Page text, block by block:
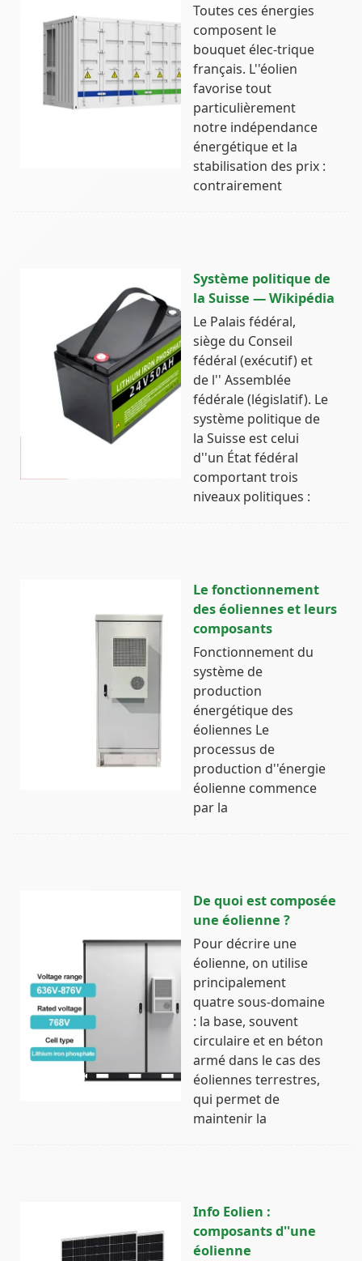
Toutes ces énergies
composent le
bouquet élec-trique
français. L''éolien
favorise tout
particulièrement
notre indépendance
énergétique et la
stabilisation des prix :
contrairement
Système politique de
la Suisse — Wikipédia
Le Palais fédéral,
siège du Conseil
fédéral (exécutif) et
de l'' Assemblée
fédérale (législatif). Le
système politique de
la Suisse est celui
d''un État fédéral
comportant trois
niveaux politiques :
Le fonctionnement
des éoliennes et leurs
composants
Fonctionnement du
système de
production
énergétique des
éoliennes Le
processus de
production d''énergie
éolienne commence
par la
De quoi est composée
une éolienne ?
Pour décrire une
éolienne, on utilise
principalement
quatre sous-domaine
: la base, souvent
circulaire et en béton
armé dans le cas des
éoliennes terrestres,
qui permet de
maintenir la
Info Eolien :
composants d''une
éolienne